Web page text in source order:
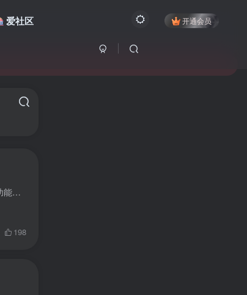
爱社区 开通会员
RebootTools (重启工具) v1.2.1 是一款巨魔专用的系统快速重启、注销、重启用户空间的工具，这款工具的整体功能相对来说比较简单，功能也就是上述提及到的三个主要功能。为了针对部分用户进行对...
198